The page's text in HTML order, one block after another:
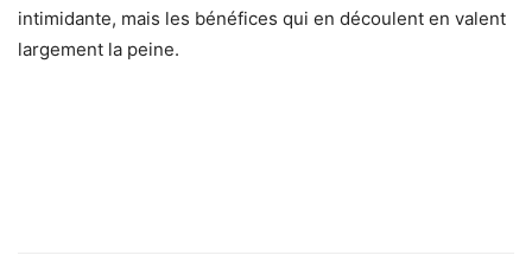
intimidante, mais les bénéfices qui en découlent en valent
largement la peine.